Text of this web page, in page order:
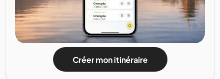
Créer mon itinéraire